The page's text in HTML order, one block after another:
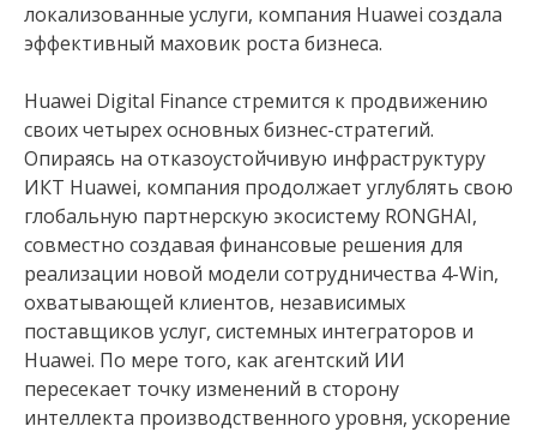
локализованные услуги, компания Huawei создала
эффективный маховик роста бизнеса.
Huawei Digital Finance стремится к продвижению
своих четырех основных бизнес-стратегий.
Опираясь на отказоустойчивую инфраструктуру
ИКТ Huawei, компания продолжает углублять свою
глобальную партнерскую экосистему RONGHAI,
совместно создавая финансовые решения для
реализации новой модели сотрудничества 4-Win,
охватывающей клиентов, независимых
поставщиков услуг, системных интеграторов и
Huawei. По мере того, как агентский ИИ
пересекает точку изменений в сторону
интеллекта производственного уровня, ускорение